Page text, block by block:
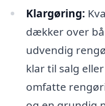
Klargøring:
dækker over
udvendig
klar til salg
omfatte